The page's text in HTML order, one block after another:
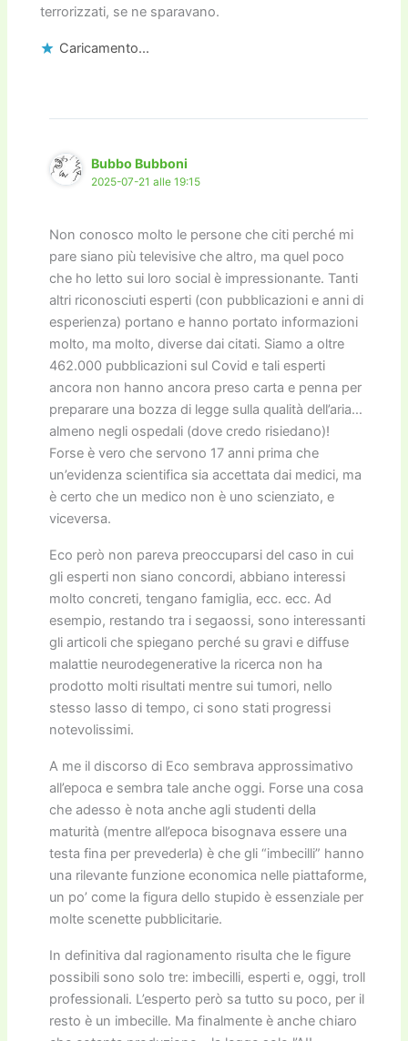
terrorizzati, se ne sparavano.
Caricamento...
Bubbo Bubboni
2025-07-21 alle 19:15
Non conosco molto le persone che citi perché mi
pare siano più televisive che altro, ma quel poco
che ho letto sui loro social è impressionante. Tanti
altri riconosciuti esperti (con pubblicazioni e anni di
esperienza) portano e hanno portato informazioni
molto, ma molto, diverse dai citati. Siamo a oltre
462.000 pubblicazioni sul Covid e tali esperti
ancora non hanno ancora preso carta e penna per
preparare una bozza di legge sulla qualità dell’aria…
almeno negli ospedali (dove credo risiedano)!
Forse è vero che servono 17 anni prima che
un’evidenza scientifica sia accettata dai medici, ma
è certo che un medico non è uno scienziato, e
viceversa.
Eco però non pareva preoccuparsi del caso in cui
gli esperti non siano concordi, abbiano interessi
molto concreti, tengano famiglia, ecc. ecc. Ad
esempio, restando tra i segaossi, sono interessanti
gli articoli che spiegano perché su gravi e diffuse
malattie neurodegenerative la ricerca non ha
prodotto molti risultati mentre sui tumori, nello
stesso lasso di tempo, ci sono stati progressi
notevolissimi.
A me il discorso di Eco sembrava approssimativo
all’epoca e sembra tale anche oggi. Forse una cosa
che adesso è nota anche agli studenti della
maturità (mentre all’epoca bisognava essere una
testa fina per prevederla) è che gli “imbecilli” hanno
una rilevante funzione economica nelle piattaforme,
un po’ come la figura dello stupido è essenziale per
molte scenette pubblicitarie.
In definitiva dal ragionamento risulta che le figure
possibili sono solo tre: imbecilli, esperti e, oggi, troll
professionali. L’esperto però sa tutto su poco, per il
resto è un imbecille. Ma finalmente è anche chiaro